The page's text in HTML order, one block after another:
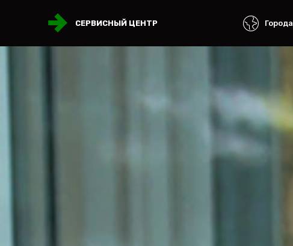
СЕРВИСНЫЙ ЦЕНТР Города